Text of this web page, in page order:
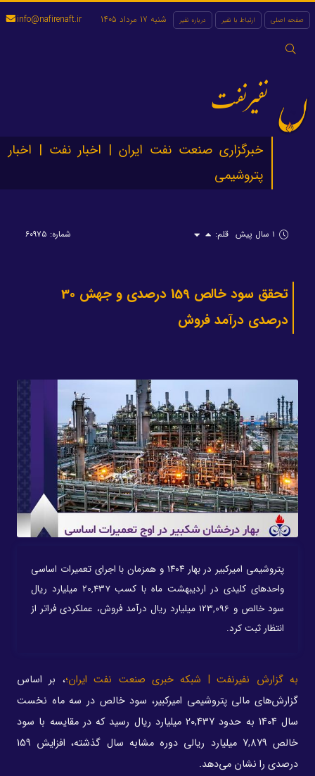
صفحه اصلی ارتباط با نفیر درباره نفیر
جستجو
شنبه 17 مرداد 1405 info@nafirenaft.ir
نفیرنفت
خبرگزاری صنعت نفت ایران | اخبار نفت | اخبار
پتروشیمی
۱ سال پیش قلم: شماره: ۶۰۹۷۵
تحقق سود خالص 159 درصدی و جهش 30
درصدی درآمد فروش
پتروشیمی امیرکبیر در بهار ۱۴۰۴ و همزمان با اجرای تعمیرات اساسی
واحدهای کلیدی در اردیبهشت‌ ماه با کسب 20,437 میلیارد ریال
سود خالص و 123,096 میلیارد ریال درآمد فروش، عملکردی فراتر از
انتظار ثبت کرد.
به گزارش نفیرنفت | شبکه خبری صنعت نفت ایران؛، بر اساس
گزارش‌های مالی پتروشیمی امیرکبیر، سود خالص در سه ماه نخست
سال 1404 به حدود 20,437 میلیارد ریال رسید که در مقایسه با سود
خالص 7,879 میلیارد ریالی دوره مشابه سال گذشته، افزایش 159
درصدی را نشان می‌دهد.